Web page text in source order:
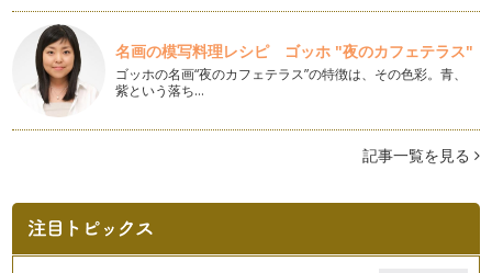
入学準備にぴったり！すうかあどでかずに強くなろう
今回から数回にわたり、すうかあどを使ったかずのお勉強法
についてお話し…
数え棒をつかってみよう②
数え棒をつかって最レベさんすうの問題に挑戦してみましょ
う。 最レベさんすうとは、中…
数え棒を使った遊びをご紹介します。 &…
名画の模写料理レシピ ゴッホ "夜のカフェテラス"
ゴッホの名画“夜のカフェテラス”の特徴は、その色彩。青、
紫という落ち…
記事一覧を見る